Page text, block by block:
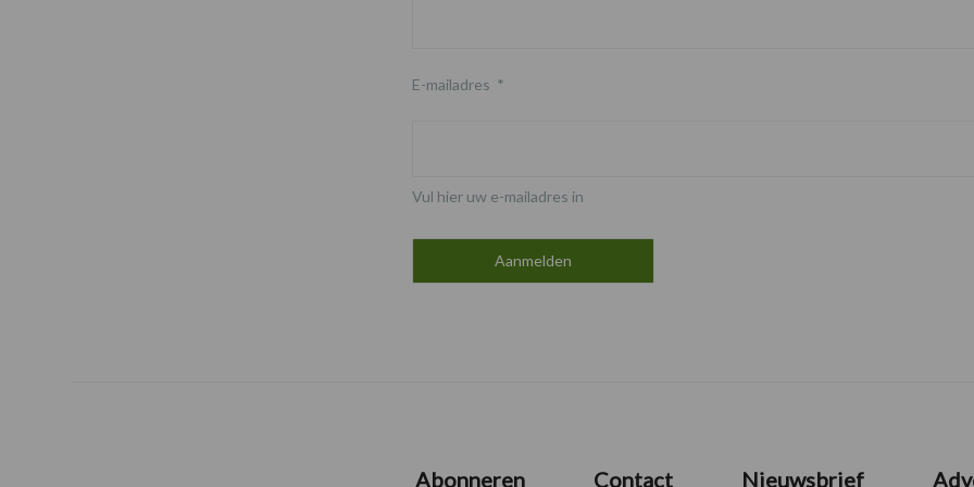
E-mailadres *
Vul hier uw e-mailadres in
Abonneren Contact Nieuwsbrief